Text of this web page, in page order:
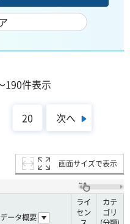
190件表示
20 次へ
画面サイズで表示
データ概要
ライ
セン
カテ
ゴリ